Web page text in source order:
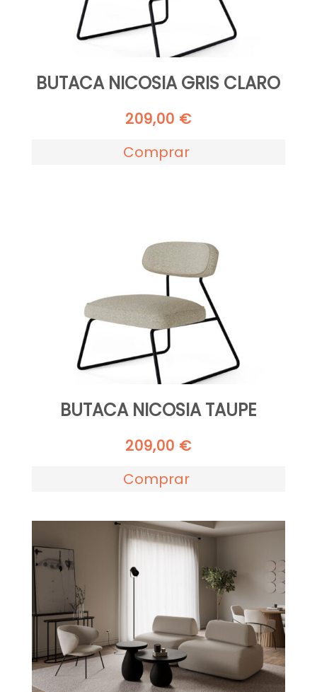
BUTACA NICOSIA GRIS CLARO
209,00 €
Comprar
BUTACA NICOSIA TAUPE
209,00 €
Comprar